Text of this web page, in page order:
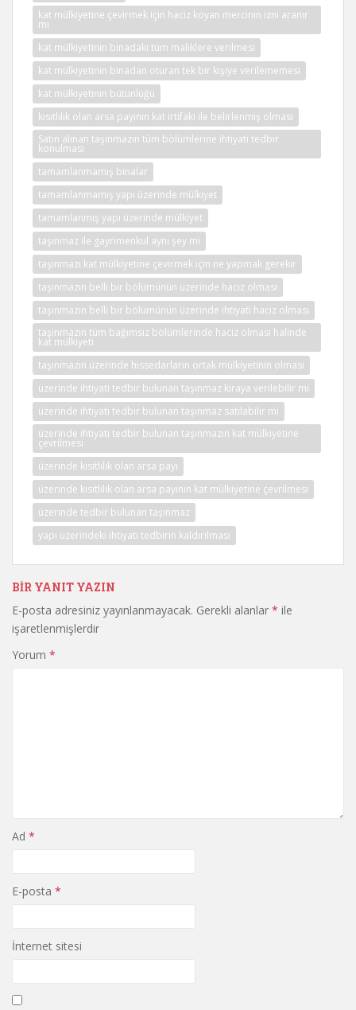
kat mülkiyetine çevirmek için haciz koyan mercinin izni aranır
mı
kat mülkiyetinin binadaki tüm maliklere verilmesi
kat mülkiyetinin binadan oturan tek bir kişiye verilememesi
kat mülkiyetinin bütünlüğü
kısıtlılık olan arsa payının kat irtifakı ile belirlenmiş olması
Satın alınan taşınmazın tüm bölümlerine ihtiyati tedbir
konulması
tamamlanmamış binalar
tamamlanmamış yapı üzerinde mülkiyet
tamamlanmış yapı üzerinde mülkiyet
taşınmaz ile gayrimenkul aynı şey mi
taşınmazı kat mülkiyetine çevirmek için ne yapmak gerekir
taşınmazın belli bir bölümünün üzerinde haciz olması
taşınmazın belli bir bölümünün üzerinde ihtiyati haciz olması
taşınmazın tüm bağımsız bölümlerinde haciz olması halinde
kat mülkiyeti
taşınmazın üzerinde hissedarların ortak mülkiyetinin olması
üzerinde ihtiyati tedbir bulunan taşınmaz kiraya verilebilir mi
üzerinde ihtiyati tedbir bulunan taşınmaz satılabilir mi
üzerinde ihtiyati tedbir bulunan taşınmazın kat mülkiyetine
çevrilmesi
üzerinde kısıtlılık olan arsa payı
üzerinde kısıtlılık olan arsa payının kat mülkiyetine çevrilmesi
üzerinde tedbir bulunan taşınmaz
yapı üzerindeki ihtiyati tedbirin kaldırılması
BIR YANIT YAZIN
E-posta adresiniz yayınlanmayacak. Gerekli alanlar * ile
işaretlenmişlerdir
Yorum *
Ad *
E-posta *
İnternet sitesi